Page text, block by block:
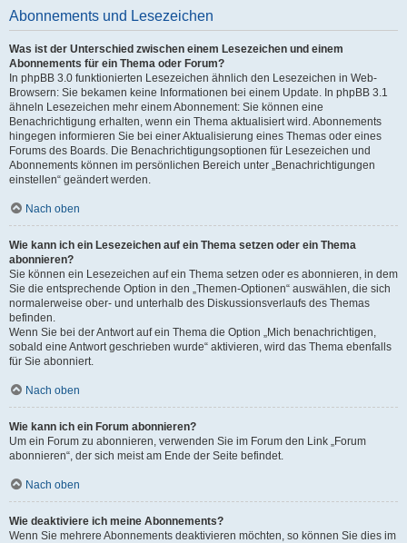
Abonnements und Lesezeichen
Was ist der Unterschied zwischen einem Lesezeichen und einem
Abonnements für ein Thema oder Forum?
In phpBB 3.0 funktionierten Lesezeichen ähnlich den Lesezeichen in Web-
Browsern: Sie bekamen keine Informationen bei einem Update. In phpBB 3.1
ähneln Lesezeichen mehr einem Abonnement: Sie können eine
Benachrichtigung erhalten, wenn ein Thema aktualisiert wird. Abonnements
hingegen informieren Sie bei einer Aktualisierung eines Themas oder eines
Forums des Boards. Die Benachrichtigungsoptionen für Lesezeichen und
Abonnements können im persönlichen Bereich unter „Benachrichtigungen
einstellen“ geändert werden.
Nach oben
Wie kann ich ein Lesezeichen auf ein Thema setzen oder ein Thema
abonnieren?
Sie können ein Lesezeichen auf ein Thema setzen oder es abonnieren, in dem
Sie die entsprechende Option in den „Themen-Optionen“ auswählen, die sich
normalerweise ober- und unterhalb des Diskussionsverlaufs des Themas
befinden.
Wenn Sie bei der Antwort auf ein Thema die Option „Mich benachrichtigen,
sobald eine Antwort geschrieben wurde“ aktivieren, wird das Thema ebenfalls
für Sie abonniert.
Nach oben
Wie kann ich ein Forum abonnieren?
Um ein Forum zu abonnieren, verwenden Sie im Forum den Link „Forum
abonnieren“, der sich meist am Ende der Seite befindet.
Nach oben
Wie deaktiviere ich meine Abonnements?
Wenn Sie mehrere Abonnements deaktivieren möchten, so können Sie dies im